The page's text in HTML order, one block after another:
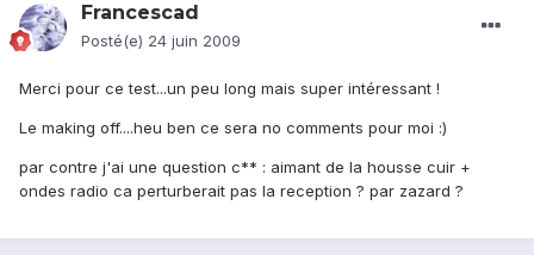
Francescad
Posté(e) 24 juin 2009
Merci pour ce test...un peu long mais super intéressant !
Le making off....heu ben ce sera no comments pour moi :)
par contre j'ai une question c** : aimant de la housse cuir +
ondes radio ca perturberait pas la reception ? par zazard ?